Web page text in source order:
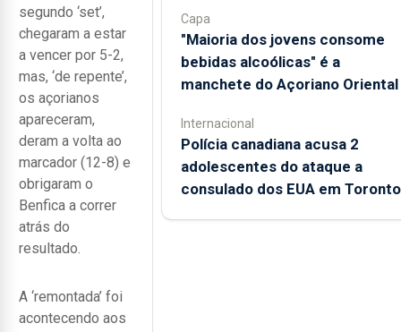
segundo ‘set’,
chegaram a estar
a vencer por 5-2,
mas, ‘de repente’,
os açorianos
apareceram,
deram a volta ao
marcador (12-8) e
obrigaram o
Benfica a correr
atrás do
resultado.
A ‘remontada’ foi
acontecendo aos
Capa
"Maioria dos jovens consome
bebidas alcoólicas" é a
manchete do Açoriano Oriental
Internacional
Polícia canadiana acusa 2
adolescentes do ataque a
consulado dos EUA em Toronto